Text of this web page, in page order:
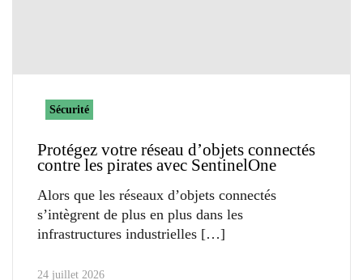
Sécurité
Protégez votre réseau d’objets connectés
contre les pirates avec SentinelOne
Alors que les réseaux d’objets connectés
s’intègrent de plus en plus dans les
infrastructures industrielles
24 juillet 2026